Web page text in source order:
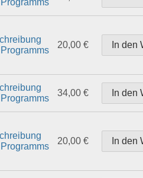
20,00 €
34,00 €
20,00 €